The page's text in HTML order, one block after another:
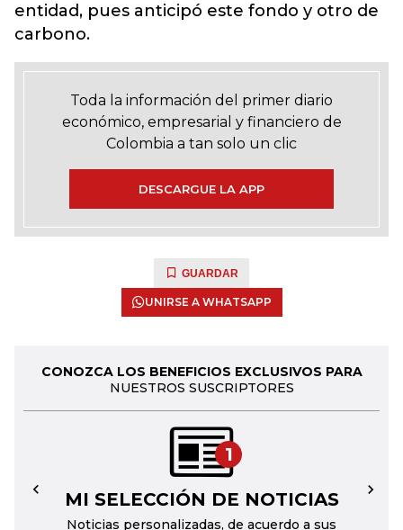
entidad, pues anticipó este fondo y otro de
carbono.
Toda la información del primer diario
económico, empresarial y financiero de
Colombia a tan solo un clic
DESCARGUE LA APP
GUARDAR
UNIRSE A WHATSAPP
CONOZCA LOS BENEFICIOS EXCLUSIVOS PARA
NUESTROS SUSCRIPTORES
1
MI SELECCIÓN DE NOTICIAS
Noticias personalizadas, de acuerdo a sus
← →